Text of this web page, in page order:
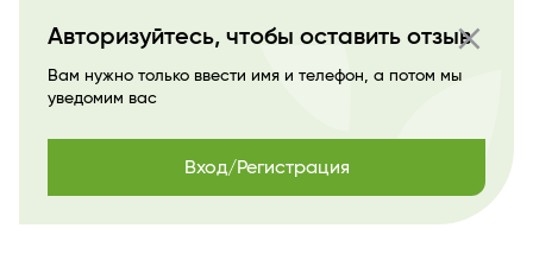
close
Авторизуйтесь, чтобы оставить отзыв
Вам нужно только ввести имя и телефон, а потом мы
уведомим вас
Вход/Регистрация